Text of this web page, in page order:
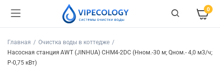
0
Главная
Очистка воды в коттедже
Насосная станция AWT (JINHUA) CHM4-2DC (Hном.-30 м; Qном.- 4,0 м3/ч;
P-0,75 кВт)